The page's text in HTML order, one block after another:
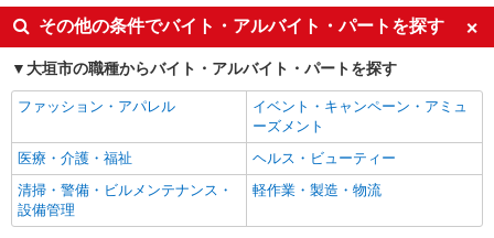
英語が活かせる
ボーナス・賞与あり
日払い
車通勤OK
交通費支給
社会保険あり
社員登用あり
その他の条件でバイト・アルバイト・パートを探す
大垣市の職種からバイト・アルバイト・パートを探す
ファッション・アパレル
イベント・キャンペーン・アミュ
ーズメント
医療・介護・福祉
ヘルス・ビューティー
清掃・警備・ビルメンテナンス・
設備管理
軽作業・製造・物流